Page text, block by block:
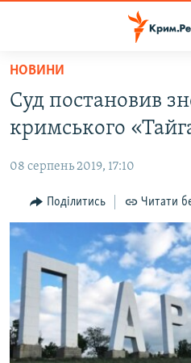
Перейти
основного
матеріалу
Перейти
до
навігації
Перейти
пошуку
ВОДА.КРИМ
ВІДЕО ТА ФОТО
ПОЛІТИКА
БЛОГИ
ПОГЛЯД
ІНТЕРВ'Ю
ВСЕ ЗА ДЕНЬ
СПЕЦПРОЕКТИ
ДЕПОРТАЦІЯ
ЯК ОБІЙТИ БЛОКУВАННЯ
НОВИНИ
Суд постановив
кримського
08 серпень 2019, 17:10
Поділитись Читати